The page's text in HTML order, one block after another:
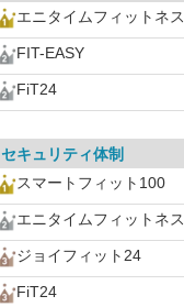
エニタイムフィットネス
FIT-EASY
FiT24
セキュリティ体制
スマートフィット100
エニタイムフィットネス
ジョイフィット24
FiT24